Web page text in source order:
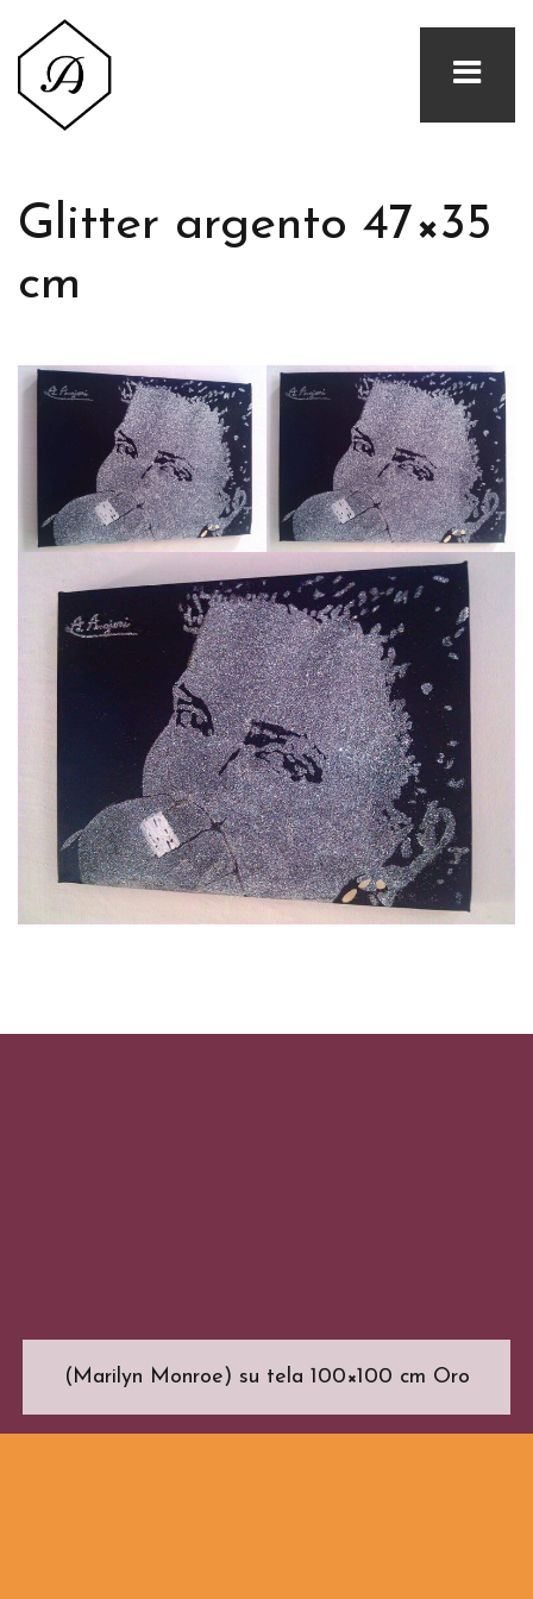
Glitter argento 47×35
cm
(Marilyn Monroe) su tela 100×100 cm Oro